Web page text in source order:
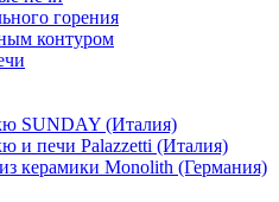
горения
контуром
SUNDAY (Италия)
и печи Palazzetti (Италия)
керамики Monolith (Германия)